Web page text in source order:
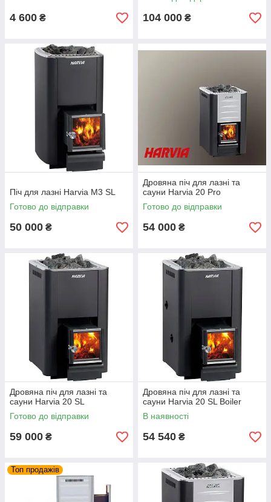
4 600 ₴ 104 000 ₴
Піч для лазні Harvia M3 SL
Готово до відправки
50 000 ₴
Дровяна піч для лазні та
сауни Harvia 20 Pro
Готово до відправки
54 000 ₴
Дровяна піч для лазні та
сауни Harvia 20 SL
Готово до відправки
59 000 ₴
Дровяна піч для лазні та
сауни Harvia 20 SL Boiler
В наявності
54 540 ₴
Топ продажів